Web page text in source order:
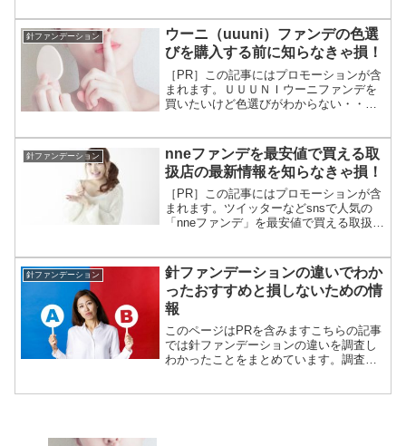
てるので購入の際は販売店を確認しまし
ょう。
針ファンデーション
ウーニ（uuuni）ファンデの色選
びを購入する前に知らなきゃ損！
［PR］この記事にはプロモーションが含
まれます。ＵＵＵＮＩウーニファンデを
買いたいけど色選びがわからない・・・
にマッチする2色展開。2色あってうれし
いけど、どっちにする...
針ファンデーション
nneファンデを最安値で買える取
扱店の最新情報を知らなきゃ損！
［PR］この記事にはプロモーションが含
まれます。ツイッターなどsnsで人気の
「nneファンデ」を最安値で買える取扱店
で扱っているショップがあります。でも
価格が安い...
針ファンデーション
針ファンデーションの違いでわか
ったおすすめと損しないための情
報
このページはPRを含みますこちらの記事
では針ファンデーションの違いを調査し
わかったことをまとめています。調査し